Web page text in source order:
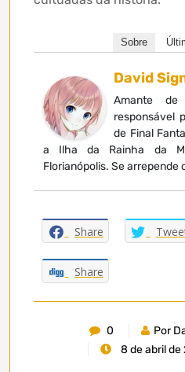
Sobre
David
Amante de
responsável
de Final
a Ilha da Rainha da
Florianópolis. Se arrepende
Share
Share
0
Por
8 de abril de